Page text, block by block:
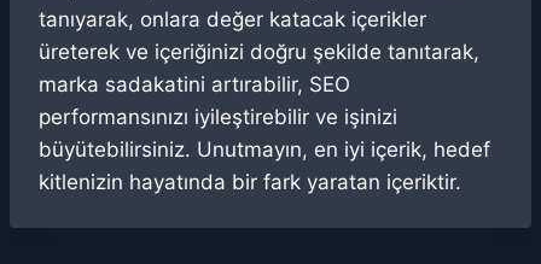
tanıyarak, onlara değer katacak içerikler
üreterek ve içeriğinizi doğru şekilde tanıtarak,
marka sadakatini artırabilir, SEO
performansınızı iyileştirebilir ve işinizi
büyütebilirsiniz. Unutmayın, en iyi içerik, hedef
kitlenizin hayatında bir fark yaratan içeriktir.